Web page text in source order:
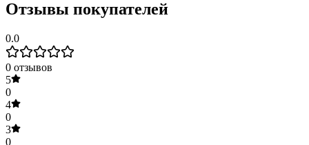
Отзывы покупателей
0.0
0 отзывов
5
0
4
0
3
0